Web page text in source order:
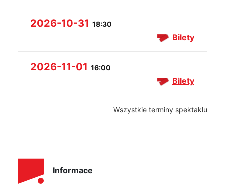
Informace
2026-10-31 18:30
Bilety
2026-11-01 16:00
Bilety
Wszystkie terminy spektaklu